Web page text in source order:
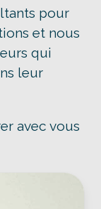
pour
et nous
qui
leur
avec vous